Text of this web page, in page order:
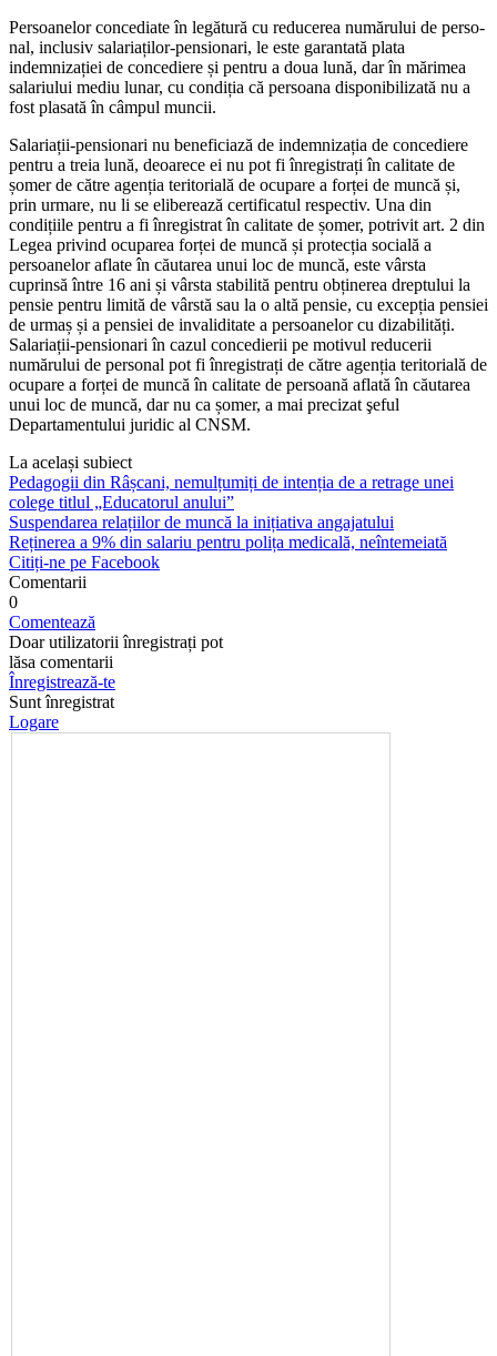
Persoanelor concediate în legătu­ră cu reducerea numărului de perso­
nal, inclusiv salariaților-pensionari, le este garantată plata
indemnizației de concediere și pentru a doua lună, dar în mărimea
salariului mediu lu­nar, cu condiția că persoana dispo­nibilizată nu a
fost plasată în câmpul muncii.
Salariații-pensionari nu benefici­ază de indemnizația de concediere
pentru a treia lună, deoarece ei nu pot fi înregistrați în calitate de
șomer de către agenția teritorială de ocupa­re a forței de muncă și,
prin urmare, nu li se eliberează certificatul respec­tiv. Una din
condițiile pentru a fi în­registrat în calitate de șomer, potri­vit art. 2 din
Legea privind ocuparea forței de muncă și protecția socială a
persoanelor aflate în căutarea unui loc de muncă, este vârsta
cuprinsă între 16 ani și vârsta stabilită pentru obținerea dreptului la
pensie pentru limită de vârstă sau la o altă pensie, cu excepția pensiei
de urmaș și a pensiei de invaliditate a persoanelor cu dizabilități.
Salariații-pensionari în cazul concedierii pe motivul re­ducerii
numărului de personal pot fi înregistrați de către agenția teritoria­lă de
ocupare a forței de muncă în ca­litate de persoană aflată în căutarea
unui loc de muncă, dar nu ca șomer, a mai precizat şeful
Departamentului juridic al CNSM.
La același subiect
Pedagogii din Râșcani, nemulțumiți de intenția de a retrage unei
colege titlul „Educatorul anului”
Suspendarea relațiilor de muncă la inițiativa angajatului
Reținerea a 9% din salariu pentru polița medicală, neîntemeiată
Citiți-ne pe Facebook
Comentarii
0
Comentează
Doar utilizatorii înregistrați pot
lăsa comentarii
Înregistrează-te
Sunt înregistrat
Logare